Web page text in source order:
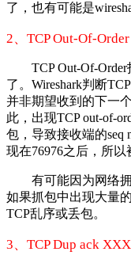
了，也有可能是
2、TCP Out-Of-Order
TCP Out-Of-
了。Wireshark判断
并非期望收到的下一
此，出现TCP out-of-
包，导致接收端的seq
现在76976之后，所
有可能因为网络
如果抓包中出现大量
TCP乱序或丢包。
3、TCP Dup ack